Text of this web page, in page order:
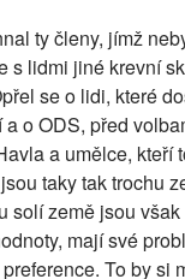
ty členy, jímž
s lidmi jiné krevní
se o lidi, které
o ODS, před
a umělce, kteří
taky tak trochu
solí země jsou
mají své
To by si